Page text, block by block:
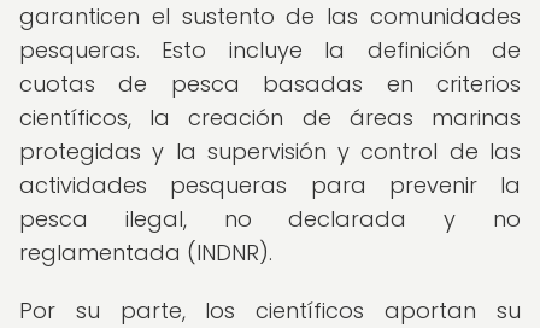
garanticen el sustento de las comunidades
pesqueras. Esto incluye la definición de
cuotas de pesca basadas en criterios
científicos, la creación de áreas marinas
protegidas y la supervisión y control de las
actividades pesqueras para prevenir la
pesca ilegal, no declarada y no
reglamentada (INDNR).
Por su parte, los científicos aportan su